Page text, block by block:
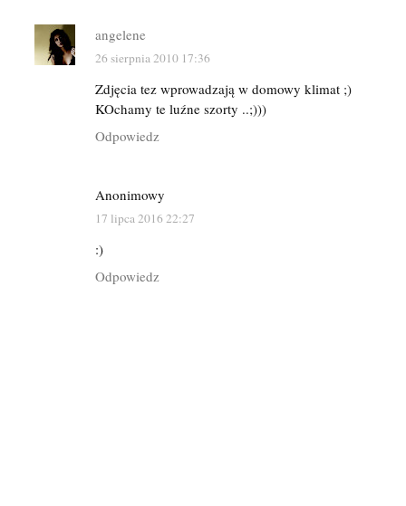
angelene
26 sierpnia 2010 17:36
Zdjęcia tez wprowadzają w domowy klimat ;)
KOchamy te luźne szorty ..;)))
Odpowiedz
Anonimowy
17 lipca 2016 22:27
:)
Odpowiedz